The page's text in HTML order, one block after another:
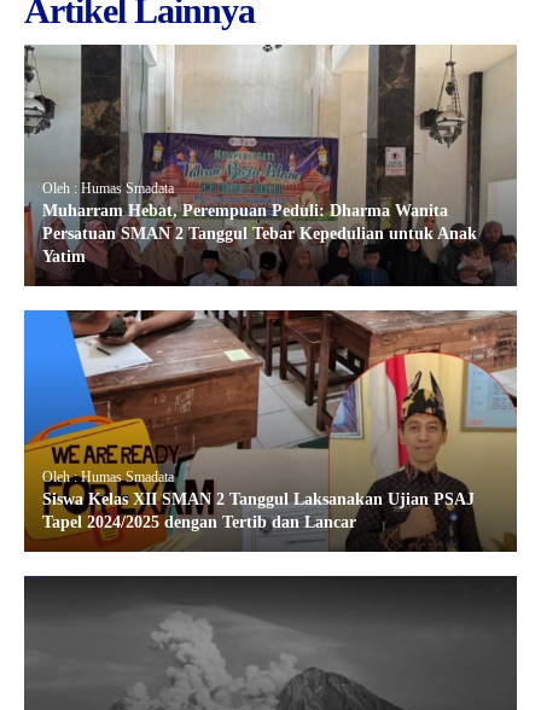
Artikel Lainnya
Oleh : Humas Smadata
Muharram Hebat, Perempuan Peduli: Dharma Wanita
Persatuan SMAN 2 Tanggul Tebar Kepedulian untuk Anak
Yatim
Oleh : Humas Smadata
Siswa Kelas XII SMAN 2 Tanggul Laksanakan Ujian PSAJ
Tapel 2024/2025 dengan Tertib dan Lancar